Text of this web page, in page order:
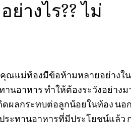
างไร?? ไม่
คุณแม่ท้องมีข้อห้ามหลายอย่างใ
านอาหาร ทำให้ต้องระวังอย่างม
ดผลกระทบต่อลูกน้อยในท้อง นอ
ระทานอาหารที่มีประโยชน์แล้ว